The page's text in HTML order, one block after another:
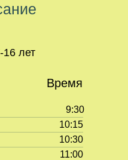
9:30
10:15
10:30
11:00
Время
16 лет